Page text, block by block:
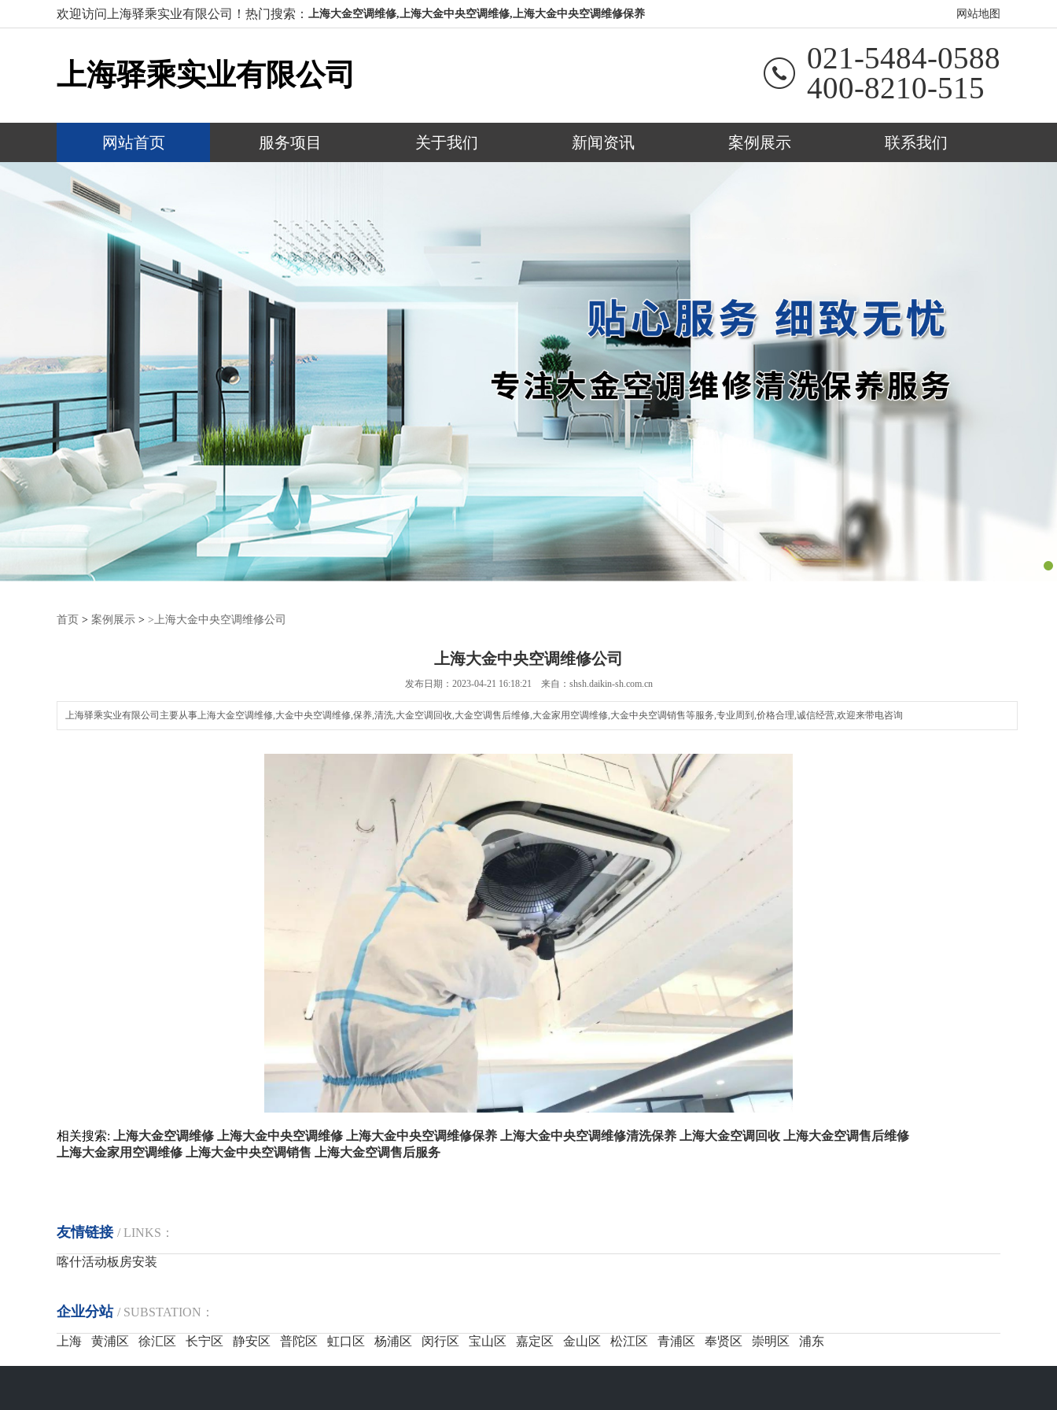
欢迎访问上海驿乘实业有限公司！ 热门搜索： 上海大金空调维修,上海大金中央空调维修,上海大金中央空调维修保养 网站地图
上海驿乘实业有限公司
021-5484-0588
400-8210-515
网站首页 服务项目 关于我们 新闻资讯 案例展示 联系我们
首页 > 案例展示 > >上海大金中央空调维修公司
上海大金中央空调维修公司
发布日期：2023-04-21 16:18:21 来自：shsh.daikin-sh.com.cn
上海驿乘实业有限公司主要从事上海大金空调维修,大金中央空调维修,保养,清洗,大金空调回收,大金空调售后维修,大金家用空调维修,大金中央空调销售等服务,专业周到,价格合理,诚信经营,欢迎来带电咨询
相关搜索: 上海大金空调维修 上海大金中央空调维修 上海大金中央空调维修保养 上海大金中央空调维修清洗保养 上海大金空调回收
上海大金空调售后维修
上海大金家用空调维修
上海大金中央空调销售 上海大金空调售后服务
友情链接 / LINKS：
喀什活动板房安装
企业分站 / SUBSTATION：
上海 黄浦区 徐汇区 长宁区 静安区 普陀区 虹口区 杨浦区 闵行区 宝山区 嘉定区 金山区 松江区 青浦区 奉贤区 崇明区 浦东